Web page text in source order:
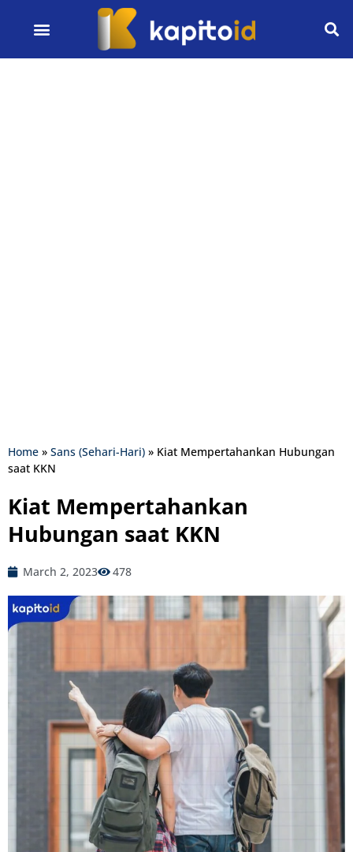
Home » Sans (Sehari-Hari) » Kiat Mempertahankan Hubungan
saat KKN
Kiat Mempertahankan
Hubungan saat KKN
March 2, 2023 478